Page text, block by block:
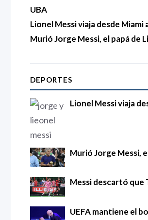
UBA
Lionel Messi viaja desde Miami
Murió Jorge Messi, el papá de
DEPORTES
Lionel Messi viaja
Murió Jorge Messi,
Messi descartó que
UEFA mantiene el